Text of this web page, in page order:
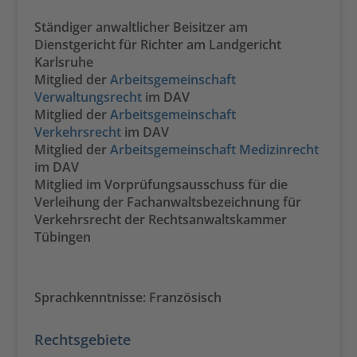
Ständiger anwaltlicher Beisitzer am
Dienstgericht für Richter am Landgericht
Karlsruhe
Mitglied derArbeitsgemeinschaft
Verwaltungsrechtim DAV
Mitglied derArbeitsgemeinschaft
Verkehrsrechtim DAV
Mitglied derArbeitsgemeinschaft Medizinrecht
im DAV
Mitglied im Vorprüfungsausschuss für die
Verleihung der Fachanwaltsbezeichnung für
Verkehrsrecht der Rechtsanwaltskammer
Tübingen
Sprachkenntnisse: Französisch
Rechtsgebiete